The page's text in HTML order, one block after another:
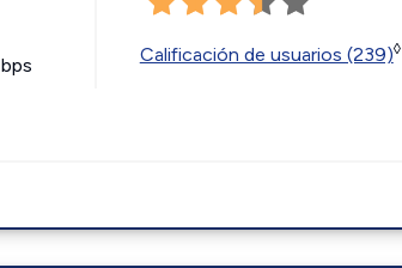
Calificación de usuarios (239)◊